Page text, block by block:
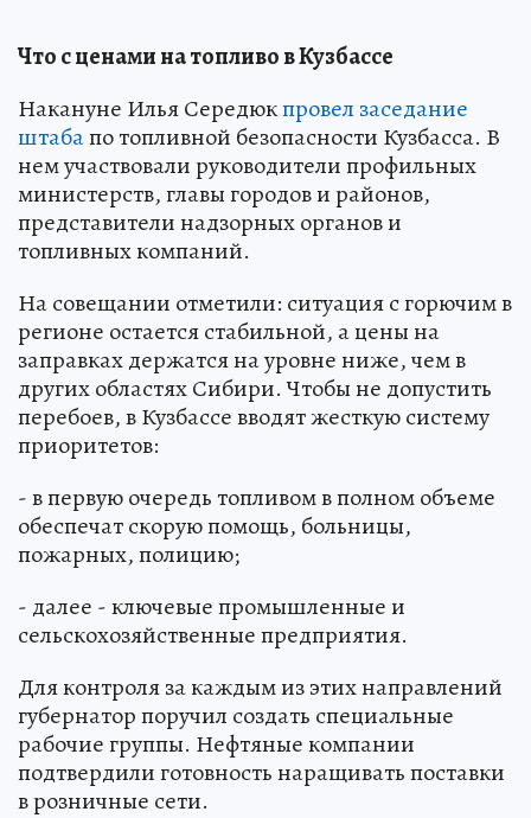
Что с ценами на топливо в Кузбассе
Накануне Илья Середюкпровел заседание
штабапо топливной безопасности Кузбасса. В
нем участвовали руководители профильных
министерств, главы городов и районов,
представители надзорных органов и
топливных компаний.
На совещании отметили: ситуация с горючим в
регионе остается стабильной, а цены на
заправках держатся на уровне ниже, чем в
других областях Сибири. Чтобы не допустить
перебоев, в Кузбассе вводят жесткую систему
приоритетов:
- в первую очередь топливом в полном объеме
обеспечат скорую помощь, больницы,
пожарных, полицию;
- далее - ключевые промышленные и
сельскохозяйственные предприятия.
Для контроля за каждым из этих направлений
губернатор поручил создать специальные
рабочие группы. Нефтяные компании
подтвердили готовность наращивать поставки
в розничные сети.